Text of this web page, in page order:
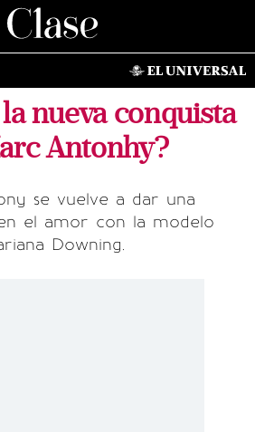
nueva conquista
Antonhy?
se vuelve a dar una
el amor con la modelo
Downing.